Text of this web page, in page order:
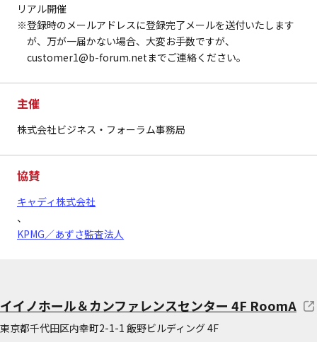
リアル開催
※登録時のメールアドレスに登録完了メールを送付いたします
が、万が一届かない場合、大変お手数ですが、
customer1@b-forum.netまでご連絡ください。
主催
株式会社ビジネス・フォーラム事務局
協賛
キャディ株式会社
、
KPMG／あずさ監査法人
イイノホール＆カンファレンスセンター 4F RoomA
東京都千代田区内幸町2-1-1 飯野ビルディング 4F